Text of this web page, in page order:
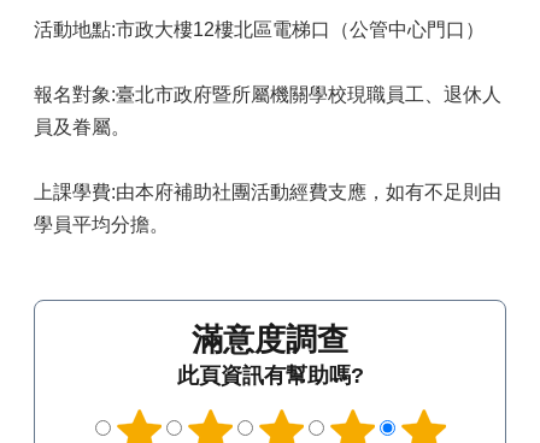
活動地點:市政大樓12樓北區電梯口（公管中心門口）
報名對象:臺北市政府暨所屬機關學校現職員工、退休人
員及眷屬。
上課學費:由本府補助社團活動經費支應，如有不足則由
學員平均分擔。
滿意度調查
此頁資訊有幫助嗎?